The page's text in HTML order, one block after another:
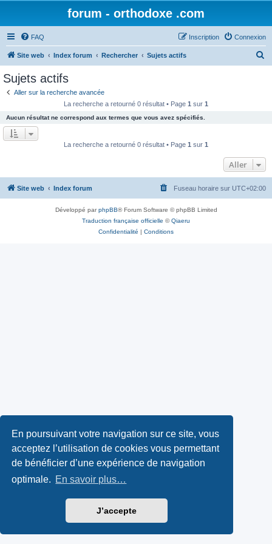
En poursuivant votre navigation sur ce site, vous
acceptez l’utilisation de cookies vous permettant
de bénéficier d’une expérience de navigation
optimale. En savoir plus…
J’accepte
forum - orthodoxe .com
FAQ Connexion
Inscription
Site web Index forum Rechercher Sujets actifs
e
r
Sujets actifs
Aller sur la recherche avancée
La recherche a retourné 0 résultat • Page 1 sur 1
Aucun résultat ne correspond aux termes que vous avez spécifiés.
La recherche a retourné 0 résultat • Page 1 sur 1
Aller
Site web Index forum Fuseau horaire sur UTC+02:00
Développé parphpBB® Forum Software © phpBB Limited
Traduction française officielle ©Qiaeru
Confidentialité | Conditions